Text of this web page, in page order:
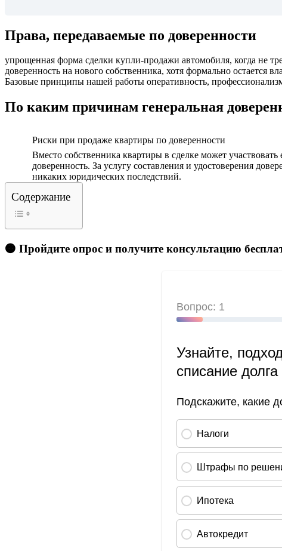
Права, передаваемые по доверенности
упрощенная форма сделки купли-продажи автомобиля, когда не
доверенность на нового собственника, хотя формально остается
Базовые принципы нашей работы оперативность,
По каким причинам генеральная
Риски при продаже квартиры по доверенности
Вместо собственника квартиры в сделке может
доверенность. За услугу составления и удостоверения
никаких юридических последствий.
Содержание
🟠 Пройдите опрос и получите консультацию